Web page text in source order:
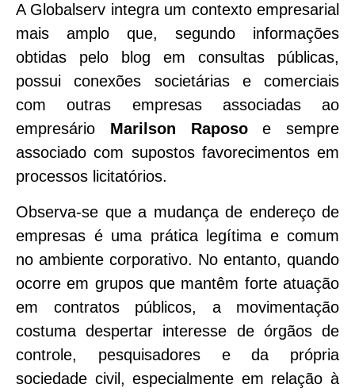
A Globalserv integra um contexto empresarial
mais amplo que, segundo informações
obtidas pelo blog em consultas públicas,
possui conexões societárias e comerciais
com outras empresas associadas ao
empresário Marilson Raposoe sempre
associado com supostos favorecimentos em
processos licitatórios.
Observa-se que a mudança de endereço de
empresas é uma prática legítima e comum
no ambiente corporativo. No entanto, quando
ocorre em grupos que mantêm forte atuação
em contratos públicos, a movimentação
costuma despertar interesse de órgãos de
controle, pesquisadores e da própria
sociedade civil, especialmente em relação à